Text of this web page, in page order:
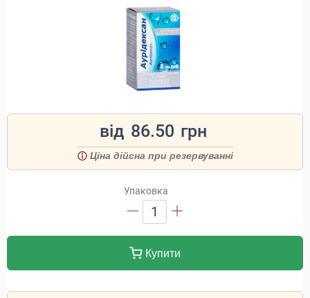
від 86.50 грн
Ціна дійсна при резервуванні
Упаковка
1
Купити